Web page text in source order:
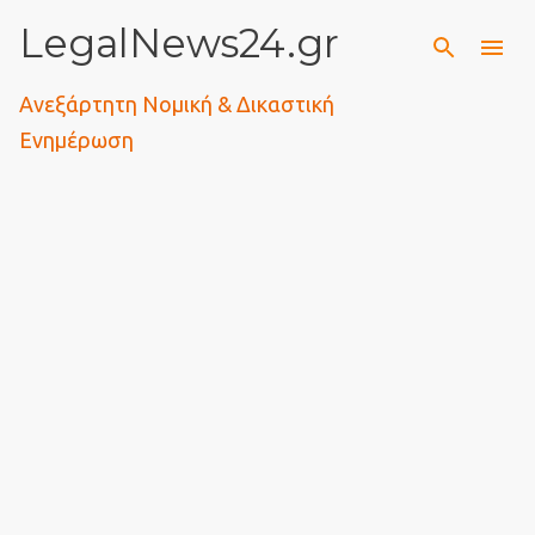
Μετάβαση στο κύριο περιεχόμενο
LegalNews24.gr
Ανεξάρτητη Νομική & Δικαστική
Ενημέρωση